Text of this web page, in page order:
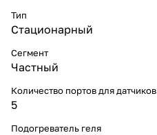
Тип
Стационарный
Сегмент
Частный
Количество портов для датчиков
5
Подогреватель геля